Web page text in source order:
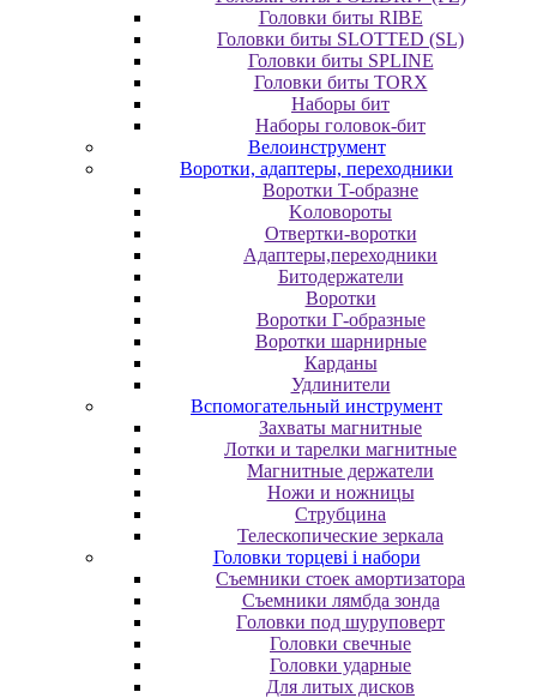
Головки биты RIBE
Головки биты SLOTTED (SL)
Головки биты SPLINE
Головки биты TORX
Наборы бит
Наборы головок-бит
Велоинструмент
Воротки, адаптеры, переходники
Bopoтки T-oбpaзне
Koлoвopoты
Oтвepтки-вopoтки
Адаптеры,переходники
Битодержатели
Воротки
Воротки Г-образные
Воротки шарнирные
Карданы
Удлинители
Вспомогательный инструмент
Захваты магнитные
Лотки и тарелки магнитные
Магнитные держатели
Ножи и ножницы
Струбцина
Телескопические зеркала
Головки торцеві і набори
Cъeмники cтoeк aмopтизaтopa
Cъeмники лямбдa зoндa
Гoлoвки пoд шуpупoвepт
Головки свечные
Головки ударные
Для литых дисков